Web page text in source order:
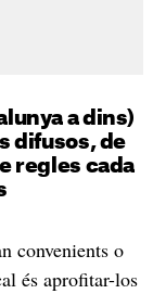
a dins)
difusos, de
regles cada
convenients o
és aprofitar-los